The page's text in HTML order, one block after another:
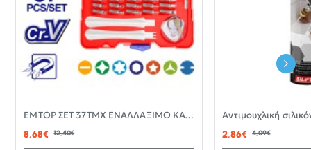
-30%EMTOP ΣΕΤ 37ΤΜΧ ΕΝΑΛΛΑΞΙΜΟ ΚΑΤΣΑΒΙΔΙ ΜΕ ΜΥΤΕΣ EBST03702
8,68€
12,40€ 2,86€ 4,09€